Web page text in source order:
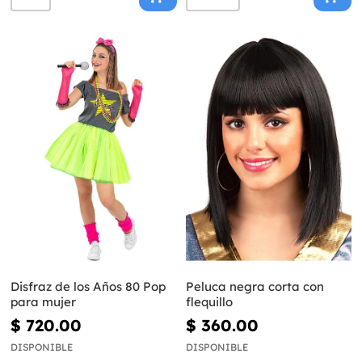
Disfraz de los Años 80 Pop
para mujer
$ 720.00
DISPONIBLE
Peluca negra corta con
flequillo
$ 360.00
DISPONIBLE